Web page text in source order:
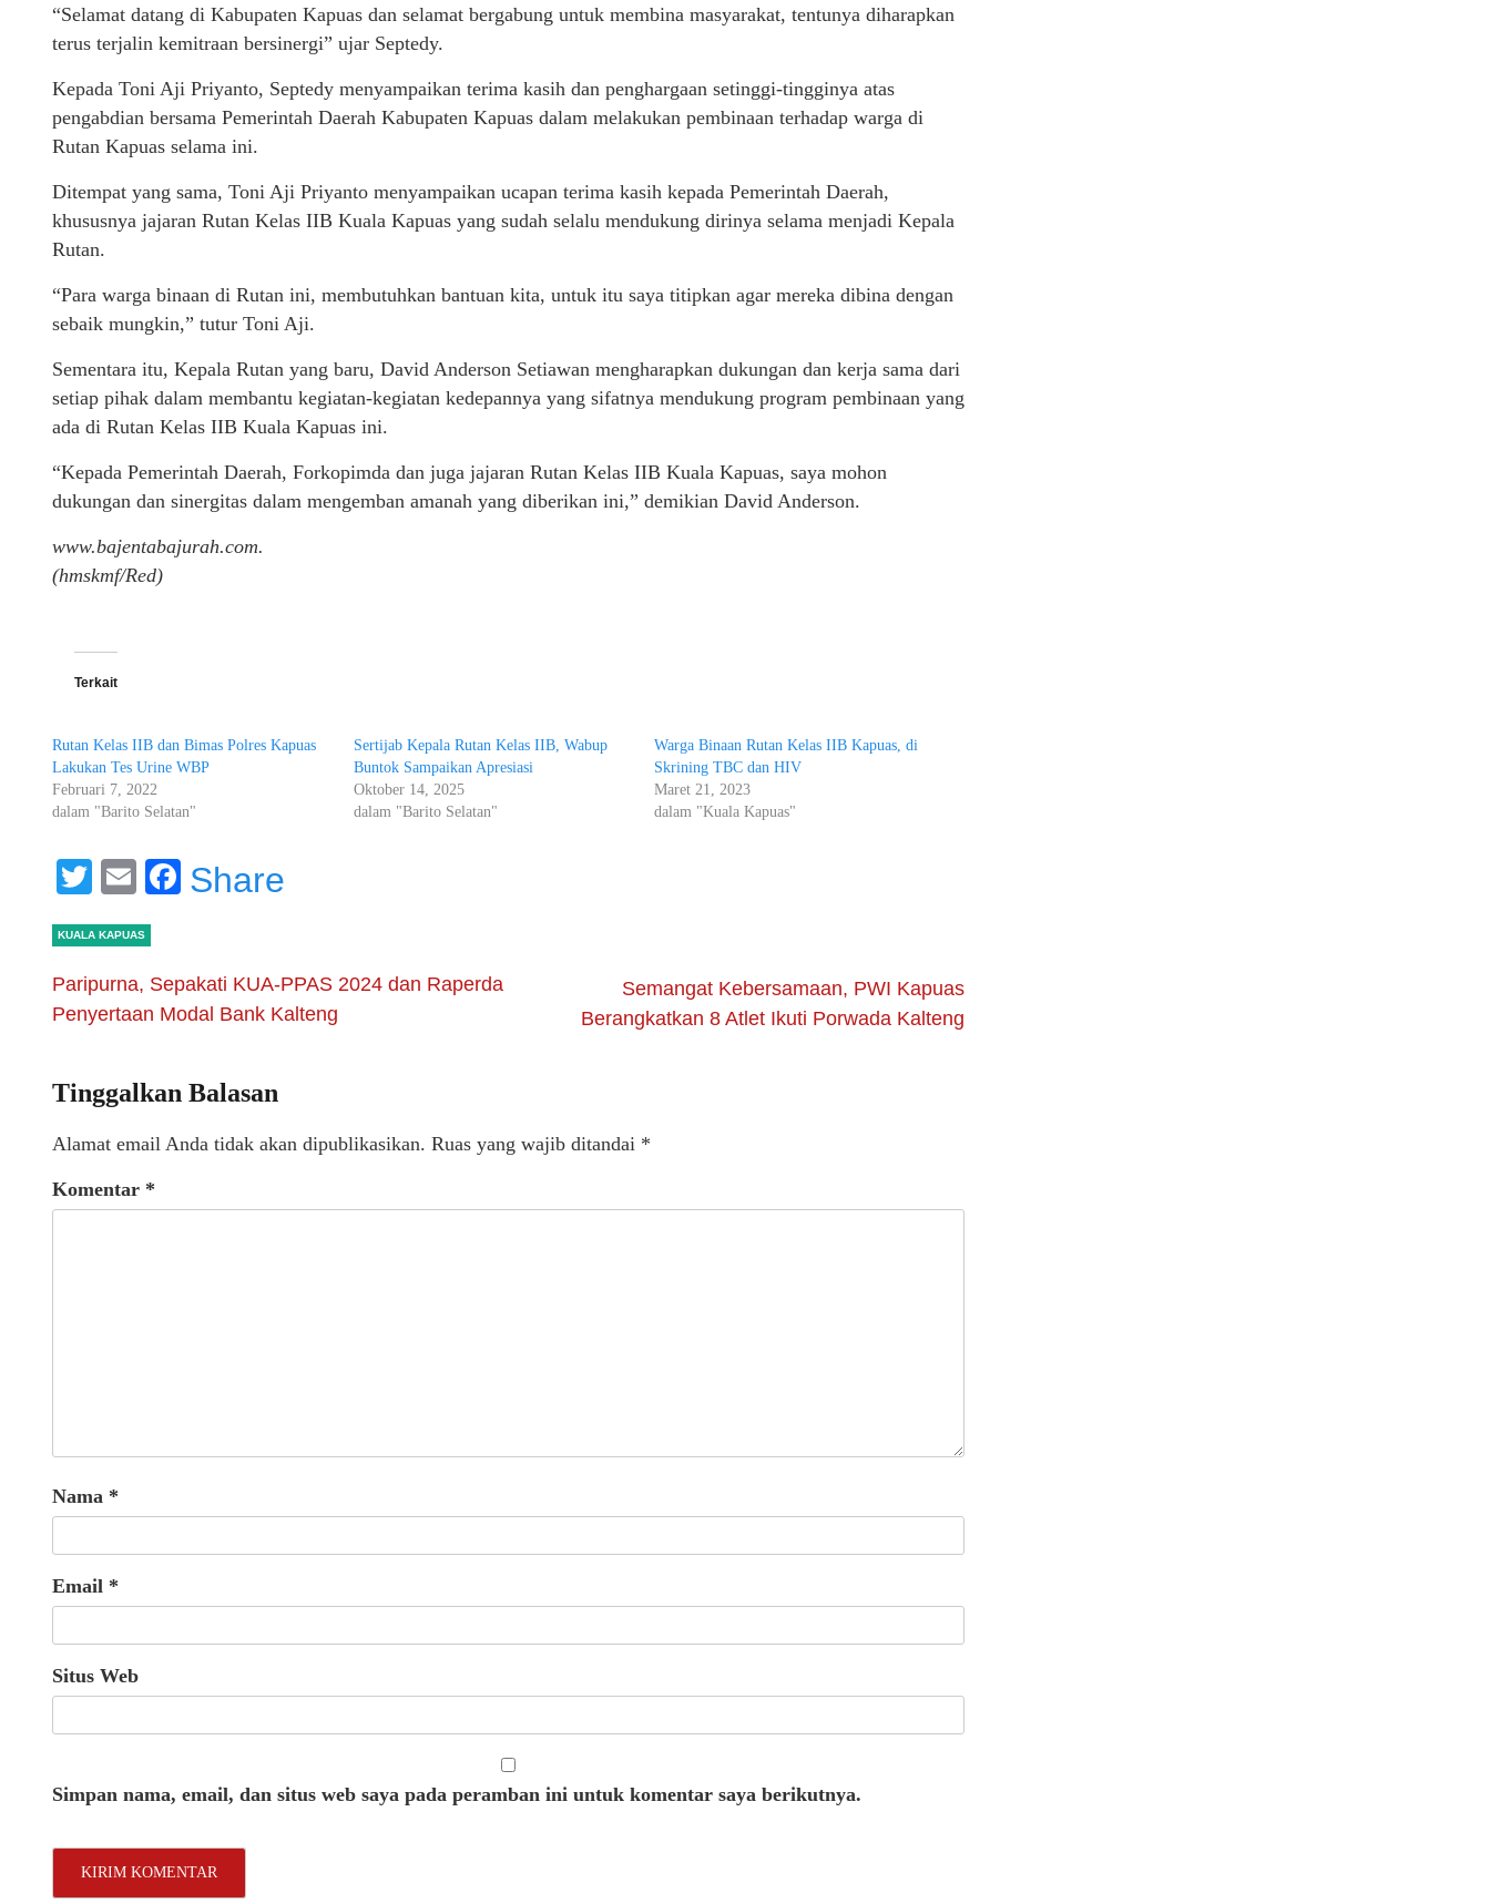
“Selamat datang di Kabupaten Kapuas dan selamat bergabung untuk membina masyarakat, tentunya diharapkan
terus terjalin kemitraan bersinergi” ujar Septedy.
Kepada Toni Aji Priyanto, Septedy menyampaikan terima kasih dan penghargaan setinggi-tingginya atas
pengabdian bersama Pemerintah Daerah Kabupaten Kapuas dalam melakukan pembinaan terhadap warga di
Rutan Kapuas selama ini.
Ditempat yang sama, Toni Aji Priyanto menyampaikan ucapan terima kasih kepada Pemerintah Daerah,
khususnya jajaran Rutan Kelas IIB Kuala Kapuas yang sudah selalu mendukung dirinya selama menjadi Kepala
Rutan.
“Para warga binaan di Rutan ini, membutuhkan bantuan kita, untuk itu saya titipkan agar mereka dibina dengan
sebaik mungkin,” tutur Toni Aji.
Sementara itu, Kepala Rutan yang baru, David Anderson Setiawan mengharapkan dukungan dan kerja sama dari
setiap pihak dalam membantu kegiatan-kegiatan kedepannya yang sifatnya mendukung program pembinaan yang
ada di Rutan Kelas IIB Kuala Kapuas ini.
“Kepada Pemerintah Daerah, Forkopimda dan juga jajaran Rutan Kelas IIB Kuala Kapuas, saya mohon
dukungan dan sinergitas dalam mengemban amanah yang diberikan ini,” demikian David Anderson.
www.bajentabajurah.com.
(hmskmf/Red)
Terkait
Rutan Kelas IIB dan Bimas Polres Kapuas
Lakukan Tes Urine WBP
Februari 7, 2022
dalam "Barito Selatan"
Sertijab Kepala Rutan Kelas IIB, Wabup
Buntok Sampaikan Apresiasi
Oktober 14, 2025
dalam "Barito Selatan"
Warga Binaan Rutan Kelas IIB Kapuas, di
Skrining TBC dan HIV
Maret 21, 2023
dalam "Kuala Kapuas"
Twitter
EmailFacebook
Share
KUALA KAPUAS
Paripurna, Sepakati KUA-PPAS 2024 dan Raperda
Penyertaan Modal Bank Kalteng
Semangat Kebersamaan, PWI Kapuas
Berangkatkan 8 Atlet Ikuti Porwada Kalteng
Tinggalkan Balasan
Alamat email Anda tidak akan dipublikasikan. Ruas yang wajib ditandai *
Komentar *
Nama *
Email *
Situs Web
Simpan nama, email, dan situs web saya pada peramban ini untuk komentar saya berikutnya.